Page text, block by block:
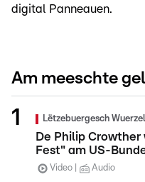
digital Panneauen.
Am meeschte
Lëtzebuergesch
De Philip Crowther
Fest" am US-
Video Audio